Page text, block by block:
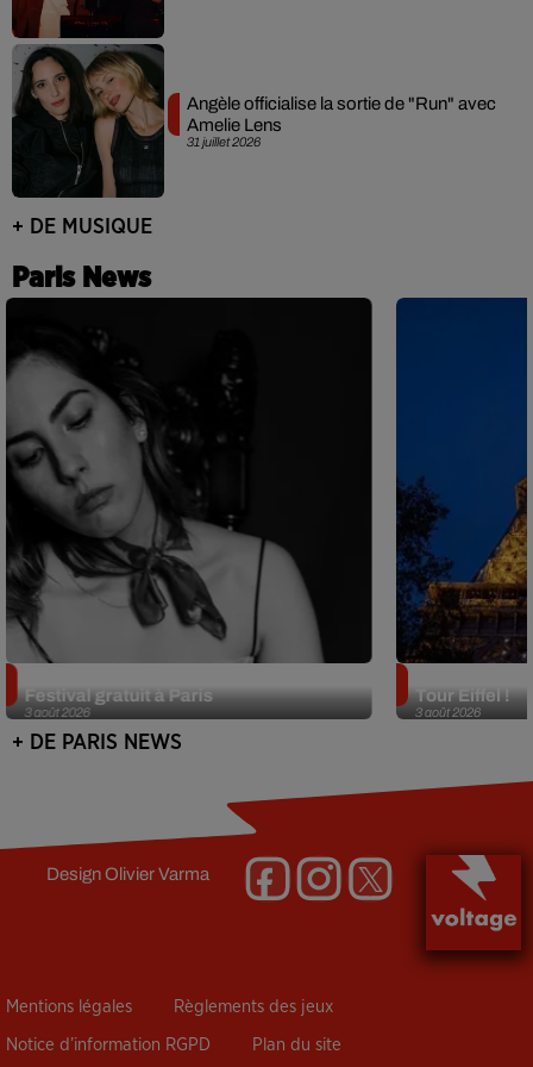
31 juillet 2026
Angèle officialise la sortie de "Run" avec
Amelie Lens
+ DE MUSIQUE
Paris News
3 août 2026
Festival gratuit à Paris
3 août 2026
Tour Eiffel !
+ DE PARIS NEWS
DesignOlivier Varma
Mentions légales Règlements des jeux
Notice d’information RGPD Plan du site